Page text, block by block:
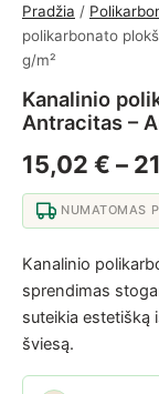
Pradžia /
polikarbonato
g/m²
Kanalinio
Antracitas –
15,02 € –
NUMATOMAS
Kanalinio
sprendimas
suteikia estetišką
šviesą.